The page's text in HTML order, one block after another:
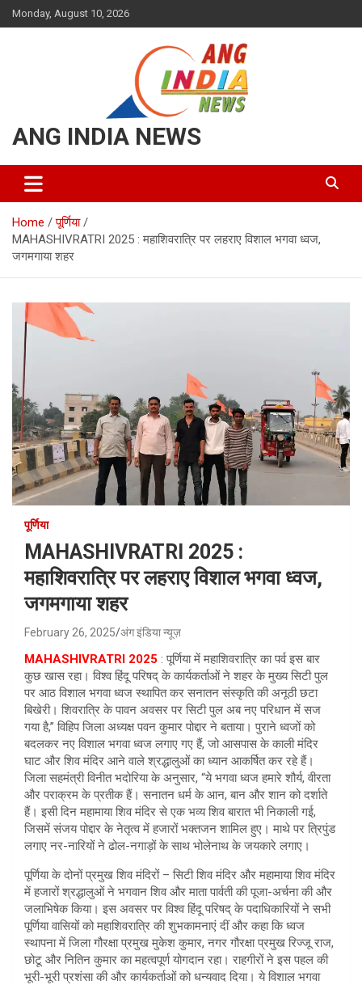
Skip
to
Monday, August 10, 2026
ANG INDIA NEWS
Home
पूर्णिया
MAHASHIVRATRI 2025 : महाशिवरात्रि पर लहराए विशाल भगवा ध्वज,
जगमगाया शहर
पूर्णिया
MAHASHIVRATRI 2025 :
महाशिवरात्रि पर लहराए विशाल भगवा ध्वज,
जगमगाया शहर
February 26, 2025 अंग इंडिया न्यूज़
MAHASHIVRATRI 2025 : पूर्णिया में महाशिवरात्रि का पर्व इस बार
कुछ खास रहा। विश्व हिंदू परिषद् के कार्यकर्ताओं ने शहर के मुख्य सिटी पुल
पर आठ विशाल भगवा ध्वज स्थापित कर सनातन संस्कृति की अनूठी छटा
बिखेरी। शिवरात्रि के पावन अवसर पर सिटी पुल अब नए परिधान में सज
गया है,” विहिप जिला अध्यक्ष पवन कुमार पोद्दार ने बताया। पुराने ध्वजों को
बदलकर नए विशाल भगवा ध्वज लगाए गए हैं, जो आसपास के काली मंदिर
घाट और शिव मंदिर आने वाले श्रद्धालुओं का ध्यान आकर्षित कर रहे हैं।
जिला सहमंत्री विनीत भदोरिया के अनुसार, “ये भगवा ध्वज हमारे शौर्य, वीरता
और पराक्रम के प्रतीक हैं। सनातन धर्म के आन, बान और शान को दर्शाते
हैं। इसी दिन महामाया शिव मंदिर से एक भव्य शिव बारात भी निकाली गई,
जिसमें संजय पोद्दार के नेतृत्व में हजारों भक्तजन शामिल हुए। माथे पर त्रिपुंड
लगाए नर-नारियों ने ढोल-नगाड़ों के साथ भोलेनाथ के जयकारे लगाए।
पूर्णिया के दोनों प्रमुख शिव मंदिरों – सिटी शिव मंदिर और महामाया शिव मंदिर
में हजारों श्रद्धालुओं ने भगवान शिव और माता पार्वती की पूजा-अर्चना की और
जलाभिषेक किया। इस अवसर पर विश्व हिंदू परिषद् के पदाधिकारियों ने सभी
पूर्णिया वासियों को महाशिवरात्रि की शुभकामनाएं दीं और कहा कि ध्वज
स्थापना में जिला गौरक्षा प्रमुख मुकेश कुमार, नगर गौरक्षा प्रमुख रिज्जू राज,
छोटू और नितिन कुमार का महत्वपूर्ण योगदान रहा। राहगीरों ने इस पहल की
भूरी-भूरी प्रशंसा की और कार्यकर्ताओं को धन्यवाद दिया। ये विशाल भगवा